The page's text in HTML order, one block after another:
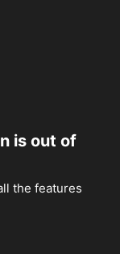
is out of
the features